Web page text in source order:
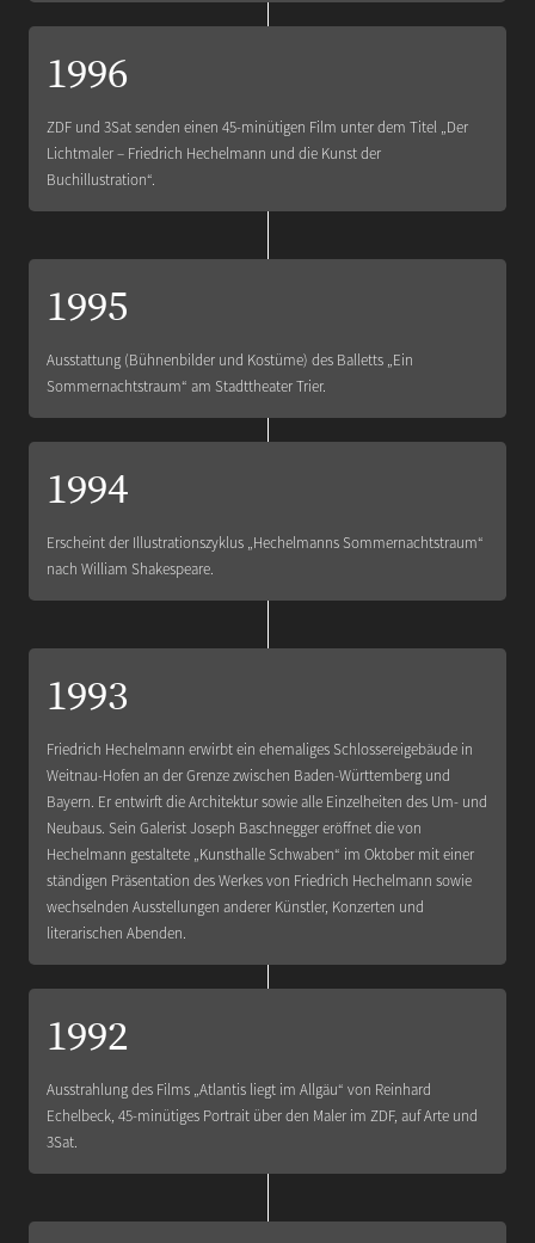
1996
ZDF und 3Sat senden einen 45-minütigen Film unter dem Titel „Der
Lichtmaler – Friedrich Hechelmann und die Kunst der
Buchillustration“.
1995
Ausstattung (Bühnenbilder und Kostüme) des Balletts „Ein
Sommernachtstraum“ am Stadttheater Trier.
1994
Erscheint der Illustrationszyklus „Hechelmanns Sommernachtstraum“
nach William Shakespeare.
1993
Friedrich Hechelmann erwirbt ein ehemaliges Schlossereigebäude in
Weitnau-Hofen an der Grenze zwischen Baden-Württemberg und
Bayern. Er entwirft die Architektur sowie alle Einzelheiten des Um- und
Neubaus. Sein Galerist Joseph Baschnegger eröffnet die von
Hechelmann gestaltete „Kunsthalle Schwaben“ im Oktober mit einer
ständigen Präsentation des Werkes von Friedrich Hechelmann sowie
wechselnden Ausstellungen anderer Künstler, Konzerten und
literarischen Abenden.
1992
Ausstrahlung des Films „Atlantis liegt im Allgäu“ von Reinhard
Echelbeck, 45-minütiges Portrait über den Maler im ZDF, auf Arte und
3Sat.